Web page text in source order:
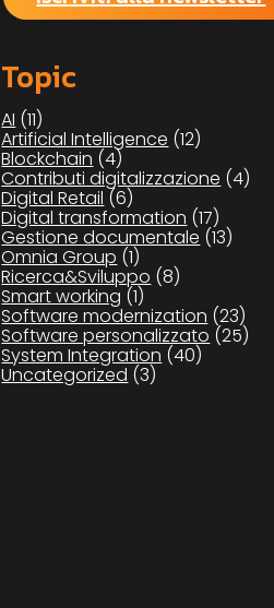
Topic
AI (11)
Artificial Intelligence (12)
Blockchain (4)
Contributi digitalizzazione (4)
Digital Retail (6)
Digital transformation (17)
Gestione documentale (13)
Omnia Group (1)
Ricerca&Sviluppo (8)
Smart working (1)
Software modernization (23)
Software personalizzato (25)
System Integration (40)
Uncategorized (3)